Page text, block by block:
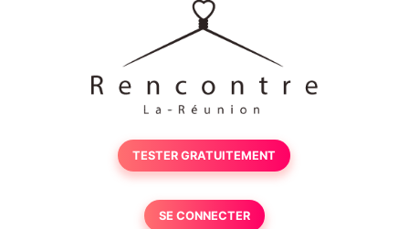
TESTER GRATUITEMENT
SE CONNECTER